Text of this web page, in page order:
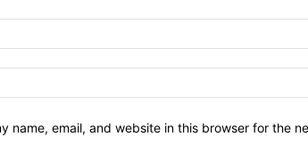
name, email, and website in this browser for the